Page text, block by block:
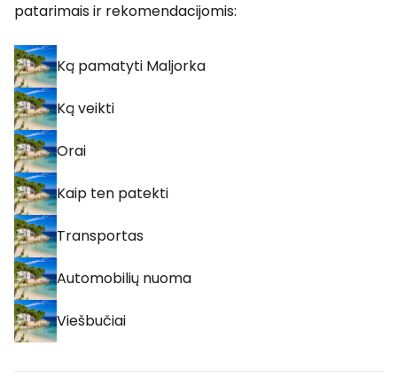
patarimais ir rekomendacijomis:
Ką pamatyti Maljorka
Ką veikti
Orai
Kaip ten patekti
Transportas
Automobilių nuoma
Viešbučiai